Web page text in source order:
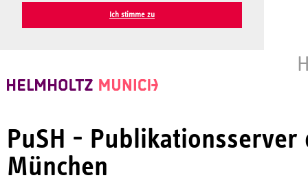
Ich stimme zu
PuSH -
München